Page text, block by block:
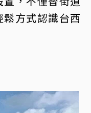
方式認識台西